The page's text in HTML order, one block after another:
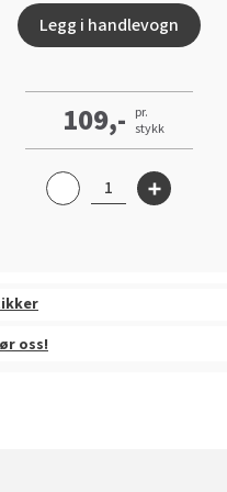
Legg i handlevogn
109,- pr.
stykk
oss!